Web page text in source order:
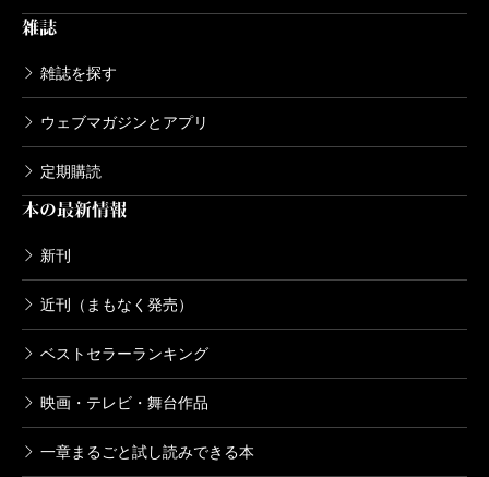
雑誌
雑誌を探す
ウェブマガジンとアプリ
定期購読
本の最新情報
新刊
近刊（まもなく発売）
ベストセラーランキング
映画・テレビ・舞台作品
一章まるごと試し読みできる本